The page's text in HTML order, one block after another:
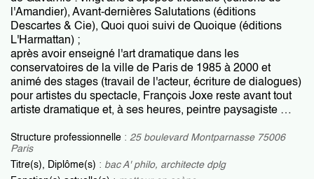
l'Amandier), Avant-dernières Salutations (éditions
Descartes & Cie), Quoi quoi suivi de Quoique (éditions
L'Harmattan) ;
après avoir enseigné l'art dramatique dans les
conservatoires de la ville de Paris de 1985 à 2000 et
animé des stages (travail de l'acteur, écriture de dialogues)
pour artistes du spectacle, François Joxe reste avant tout
artiste dramatique et, à ses heures, peintre paysagiste …
Structure professionnelle : 25 boulevard Montparnasse 75006
Paris
Titre(s), Diplôme(s) : bac A' philo, architecte dplg